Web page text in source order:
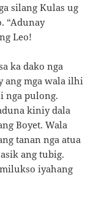
silang Kulas ug
“Adunay
Leo!
ka dako nga
ang mga wala ilhi
nga pulong.
kiniy dala
Boyet. Wala
tanan nga atua
ang tubig.
iyahang